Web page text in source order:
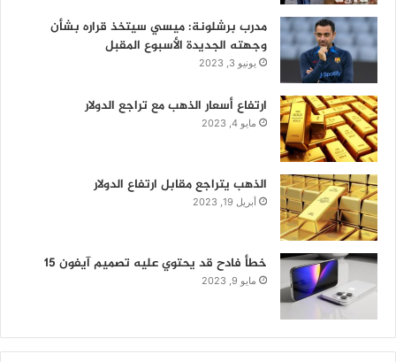
مدرب برشلونة: ميسي سيتخذ قراره بشأن
وجهته الجديدة الأسبوع المقبل
يونيو 3, 2023
ارتفاع أسعار الذهب مع تراجع الدولار
مايو 4, 2023
الذهب يتراجع مقابل ارتفاع الدولار
أبريل 19, 2023
خطأ فادح قد يحتوي عليه تصميم آيفون 15
مايو 9, 2023